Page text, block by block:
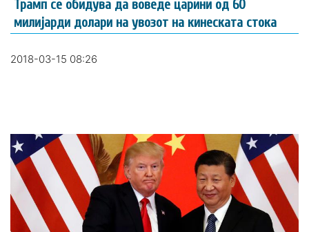
Трамп се обидува да воведе царини од 60
милијарди долари на увозот на кинеската стока
2018-03-15 08:26